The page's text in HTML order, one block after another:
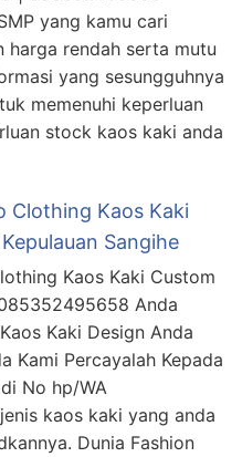
yang kamu cari
harga rendah serta mutu
yang sesungguhnya
memenuhi keperluan
stock kaos kaki anda
Clothing Kaos Kaki
Sangihe
Kaos Kaki Custom
Anda
Kaki Design Anda
Kami Percayalah Kepada
No hp/WA
kaos kaki yang anda
Dunia Fashion